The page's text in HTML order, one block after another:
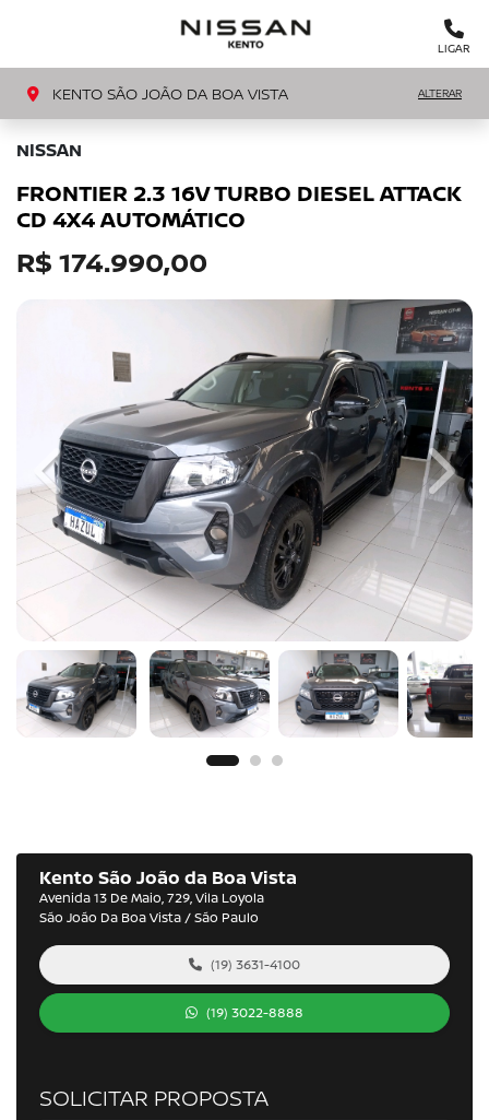
LIGAR
KENTO SÃO JOÃO DA BOA VISTA ALTERAR
NISSAN
FRONTIER 2.3 16V TURBO DIESEL ATTACK
CD 4X4 AUTOMÁTICO
R$ 174.990,00
Previous Next
Kento São João da Boa Vista
Avenida 13 De Maio, 729, Vila Loyola
São João Da Boa Vista / São Paulo
(19) 3631-4100
(19) 3022-8888
SOLICITAR PROPOSTA